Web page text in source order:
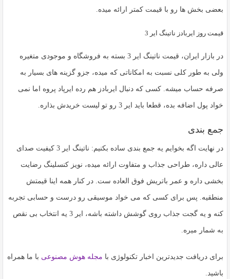
بعضی بخش ها رو با قیمت کمتر ارائه میده.
قیمت روز ایربادز ناتینگ ایر 3
در بازار ایران، قیمت ناتینگ ایر 3 بسته به فروشگاه و موجودی متغیره
ولی به طور کلی نسبت به امکاناتی که میده، جزو گزینه های بسیار به
صرفه حساب میشه. کسی که دنبال ایربادز هم رده ایرپاد پروه اما نمی
خواد پول اضافه بده، قطعا باید ایر 3 رو تو لیست خریدش بذاره.
جمع بندی
در نهایت اگه بخوایم یه جمع بندی ساده بکنیم: ناتینگ ایر 3 کیفیت صدای
عالی داره، طراحی جذاب و متفاوت ارائه میده، نویز کنسلینگ رضایت
بخشی داره و عمر باتریش فوق العاده ست. در کنار همه اینا قیمتش
منطقیه. پس برای کسی که می خواد موسیقی رو درست و حسابی تجربه
کنه و یه گجت جذاب روی گوشش داشته باشه، ایر 3 یه انتخاب بی نقص
به شمار میره.
برای دریافت جدیدترین اخبار تکنولوژی با مجله هوش مصنوعی با ما همراه
باشید.